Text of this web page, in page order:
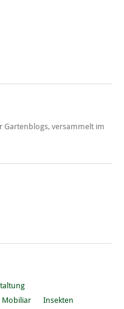
Gartenblogs, versammelt im
Mobiliar
Insekten